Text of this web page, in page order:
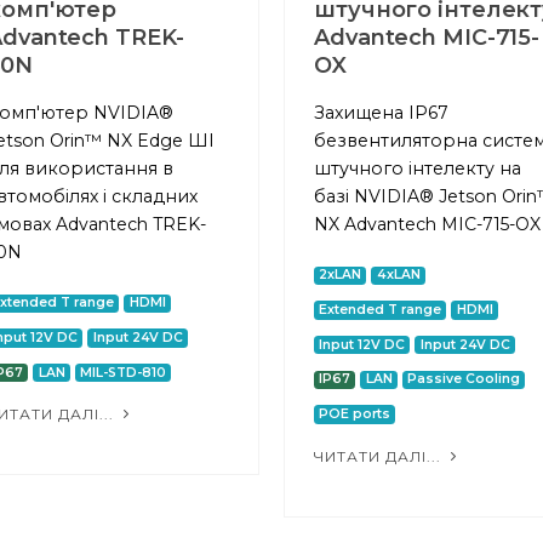
TREK-
NVIDIA®
Orin™ NX Edge ШІ
використання в
і складних
Advantech TREK-
T range HDMI
12V DC Input 24V DC
LAN MIL-STD-810
ДАЛІ...
штучного
Advantech MIC-715-
OX
Захищена IP67
безвентиляторна
штучного інтелекту на
базі NVIDIA® Jetson
NX Advantech MIC-715-OX
2xLAN 4xLAN
Extended T range HDMI
Input 12V DC Input 24V DC
IP67 LAN Passive Cooling
POE ports
ЧИТАТИ ДАЛІ...